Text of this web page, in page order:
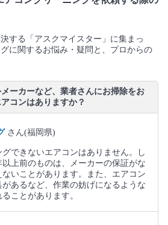
する「アスクマイスター」に集まっ
に関するお悩み・疑問と、プロからの
ーカーなど、業者さんにお掃除をお
コンはありますか？
さん(福岡県)
できないエアコンはありません。し
上前のものは、メーカーの保証がな
いことがあります。また、エアコン
あるなど、作業の妨げになるような
ことがあります。